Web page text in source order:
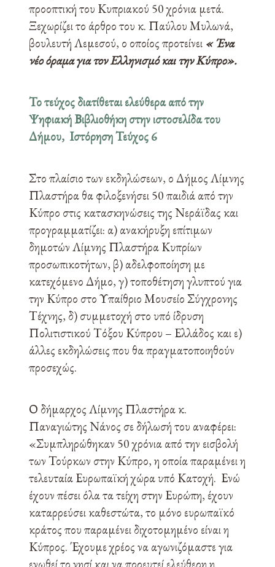
προοπτική του Κυπριακού 50 χρόνια μετά.
Ξεχωρίζει το άρθρο του κ. Παύλου Μυλωνά,
βουλευτή Λεμεσού, ο οποίος προτείνει « Ένα
νέο όραμα για τον Ελληνισμό και την Κύπρο».
Το τεύχος διατίθεται ελεύθερα από την
Ψηφιακή Βιβλιοθήκη στην ιστοσελίδα του
Δήμου, Ιστόρηση Τεύχος 6
Στο πλαίσιο των εκδηλώσεων, ο Δήμος Λίμνης
Πλαστήρα θα φιλοξενήσει 50 παιδιά από την
Κύπρο στις κατασκηνώσεις της Νεράϊδας και
προγραμματίζει: α) ανακήρυξη επίτιμων
δημοτών Λίμνης Πλαστήρα Κυπρίων
προσωπικοτήτων, β) αδελφοποίηση με
κατεχόμενο Δήμο, γ) τοποθέτηση γλυπτού για
την Κύπρο στο Υπαίθριο Μουσείο Σύγχρονης
Τέχνης, δ) συμμετοχή στο υπό ίδρυση
Πολιτιστικού Τόξου Κύπρου – Ελλάδος και ε)
άλλες εκδηλώσεις που θα πραγματοποιηθούν
προσεχώς.
Ο δήμαρχος Λίμνης Πλαστήρα κ.
Παναγιώτης Νάνος σε δήλωσή του αναφέρει:
«Συμπληρώθηκαν 50 χρόνια από την εισβολή
των Τούρκων στην Κύπρο, η οποία παραμένει η
τελευταία Ευρωπαϊκή χώρα υπό Κατοχή. Ενώ
έχουν πέσει όλα τα τείχη στην Ευρώπη, έχουν
καταρρεύσει καθεστώτα, το μόνο ευρωπαϊκό
κράτος που παραμένει διχοτομημένο είναι η
Κύπρος. Έχουμε χρέος να αγωνιζόμαστε για